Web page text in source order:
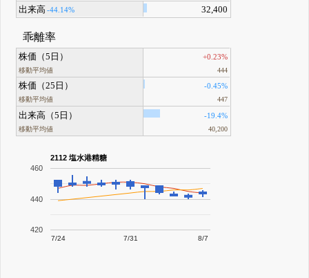
出来高 -44.14% 32,400
乖離率
株価（5日）
移動平均値
+0.23%
444
株価（25日）
移動平均値
-0.45%
447
出来高（5日）
移動平均値
-19.4%
40,200
2112 塩水港精糖
7/24 7/31 8/7
420
440
460